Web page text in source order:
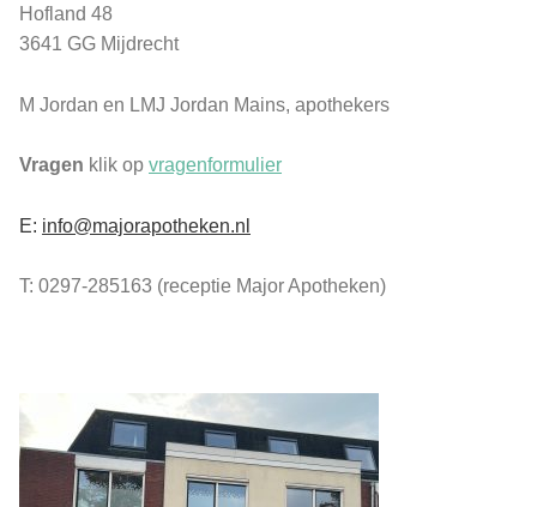
Hofland 48
3641 GG Mijdrecht
M Jordan en LMJ Jordan Mains, apothekers
Vragen klik op vragenformulier
E: info@majorapotheken.nl
T: 0297-285163 (receptie Major Apotheken)